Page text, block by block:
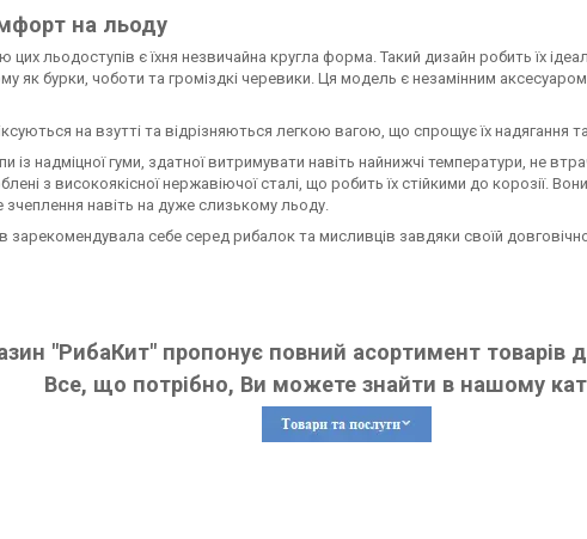
на льоду
льодоступів є їхня незвичайна кругла форма. Такий дизайн робить їх
як бурки, чоботи та громіздкі черевики. Ця модель є незамінним
на взутті та відрізняються легкою вагою, що спрощує їх надягання
із надміцної гуми, здатної витримувати навіть найнижчі температури, не
з високоякісної нержавіючої сталі, що робить їх стійкими до корозії.
зчеплення навіть на дуже слизькому льоду.
себе серед рибалок та мисливців завдяки своїй
"РибаКит" пропонує повний асортимент товарів
Все, що потрібно, Ви можете знайти в нашому